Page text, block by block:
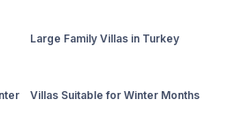
grupları, çekirdek aile ve
ihtiyaç ve zevklerine
gibi konforu yaşayıp, aynı
Large Family Villas in Turkey
Villas Suitable for Winter Months